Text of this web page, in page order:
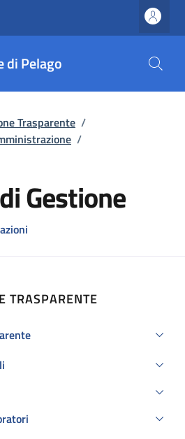
di Pelago
Trasparente /
/
Gestione
TRASPARENTE